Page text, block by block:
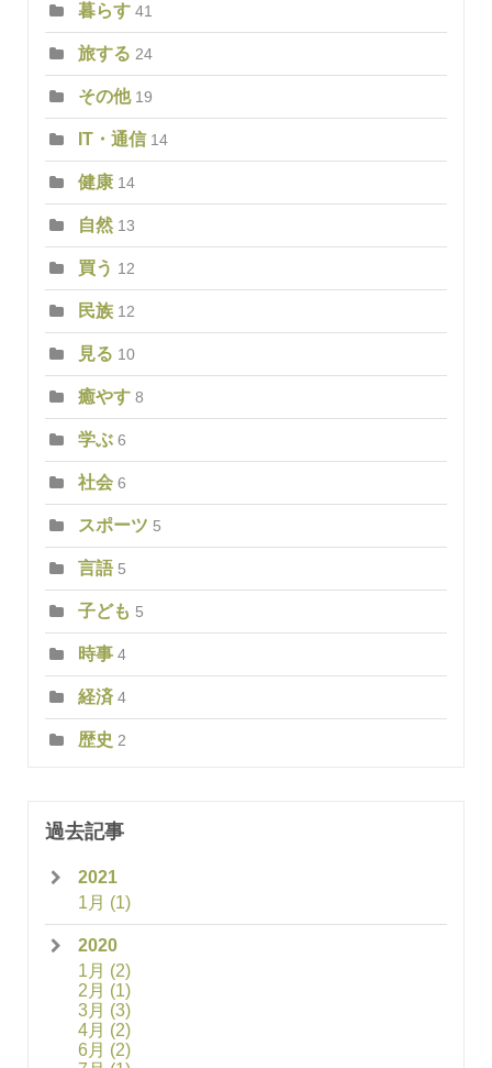
暮らす 41
旅する 24
その他 19
IT・通信 14
健康 14
自然 13
買う 12
民族 12
見る 10
癒やす 8
学ぶ 6
社会 6
スポーツ 5
言語 5
子ども 5
時事 4
経済 4
歴史 2
過去記事
2021
1月 (1)
2020
1月 (2)
2月 (1)
3月 (3)
4月 (2)
6月 (2)